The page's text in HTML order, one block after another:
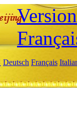
Deutsch Français